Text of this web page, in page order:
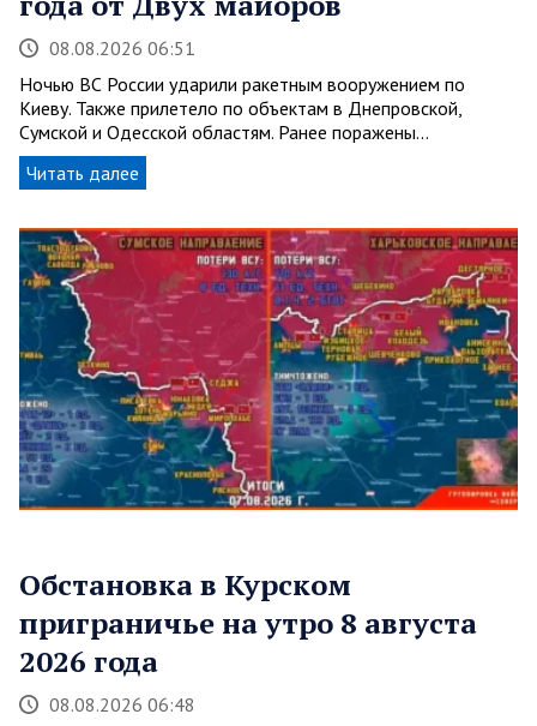
08.08.2026 06:51
Ночью ВС России ударили ракетным вооружением по
Киеву. Также прилетело по объектам в Днепровской,
Сумской и Одесской областям. Ранее поражены…
Читать далее
Обстановка в Курском
приграничье на утро 8 августа
2026 года
08.08.2026 06:48